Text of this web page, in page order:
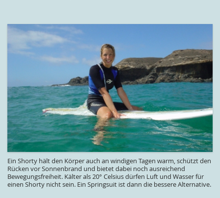
Ein Shorty hält den Körper auch an windigen Tagen warm, schützt den
Rücken vor Sonnenbrand und bietet dabei noch ausreichend
Bewegungsfreiheit. Kälter als 20° Celsius dürfen Luft und Wasser für
einen Shorty nicht sein. Ein Springsuit ist dann die bessere Alternative.